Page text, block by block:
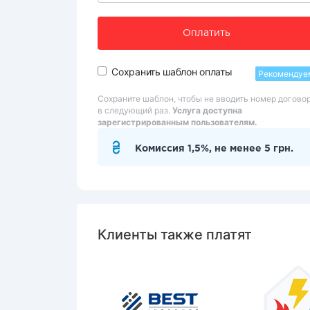
Оплатить
Сохранить шаблон оплаты
Сохраните шаблон, чтобы не вводить номер
в следующий раз. Услуга доступна
зарегистрированным пользователям.
Комиссия 1,5%, не менее 5 грн.
Клиенты также платят